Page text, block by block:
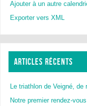
Ajouter à un autre
Exporter vers XML
ARTICLES RÉCENTS
Le triathlon de Veigné,
Notre premier rendez-